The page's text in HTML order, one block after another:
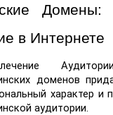
Домены:
в Интернете
доменов
характер и
аудитории.